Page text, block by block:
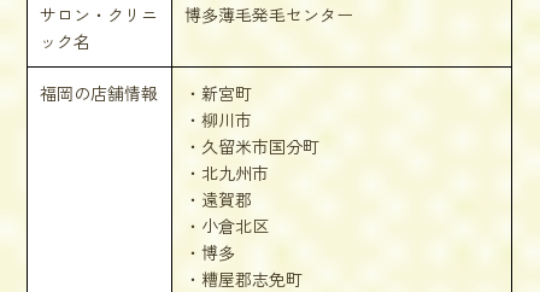
サロン・クリニ
ック名
博多薄毛発毛センター
福岡の店舗情報
・新宮町
・柳川市
・久留米市国分町
・北九州市
・遠賀郡
・小倉北区
・博多
・糟屋郡志免町